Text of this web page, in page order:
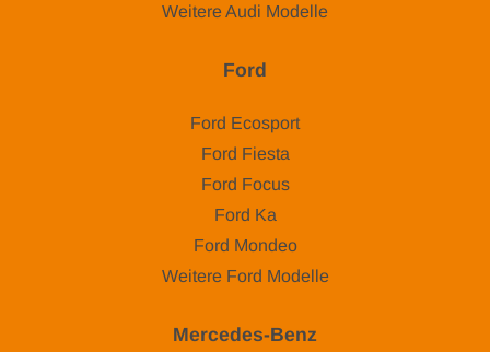
Weitere Audi Modelle
Ford
Ford Ecosport
Ford Fiesta
Ford Focus
Ford Ka
Ford Mondeo
Weitere Ford Modelle
Mercedes-Benz